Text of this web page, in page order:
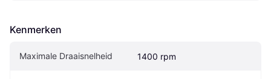
Kenmerken
Maximale Draaisnelheid 1400 rpm